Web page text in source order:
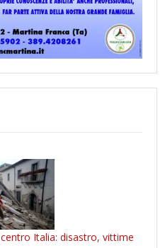
Italia: disastro, vittime